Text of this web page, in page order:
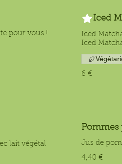
pour vous !
Iced
Iced
Iced
6 €
lait végétal
Jus de
4,40 €